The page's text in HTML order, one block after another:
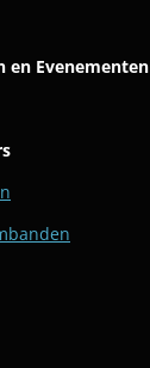
en Evenementen